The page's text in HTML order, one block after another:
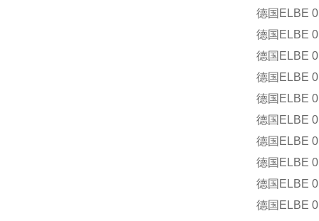
德国 ELBE
德国 ELBE
德国 ELBE
德国 ELBE
德国 ELBE
德国 ELBE
德国 ELBE
德国 ELBE
德国 ELBE
德国 ELBE